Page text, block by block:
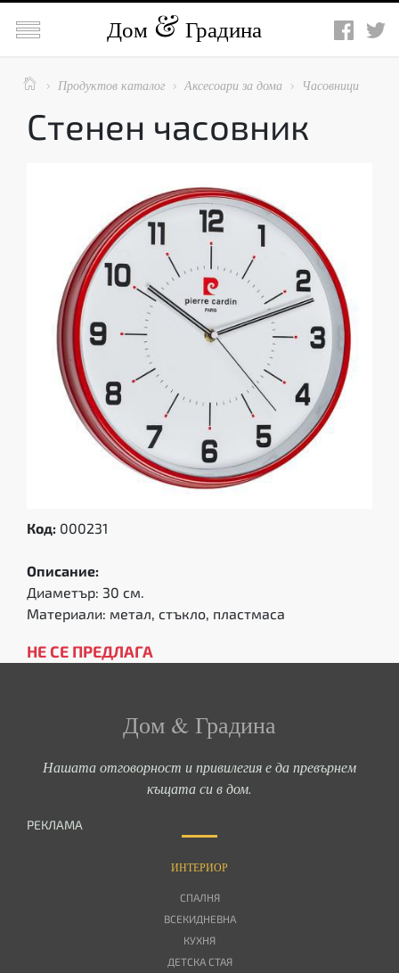
 Дом Градина
  Продуктов каталог  Аксесоари за дома  Часовници
Стенен часовник
Код: 000231
Описание:
Диаметър: 30 см.
Материали: метал, стъкло, пластмаса
НЕ СЕ ПРЕДЛАГА
Дом & Градина
Нашата отговорност и привилегия е да превърнем
къщата си в дом.
РЕКЛАМА
ИНТЕРИОР
СПАЛНЯ
ВСЕКИДНЕВНА
КУХНЯ
ДЕТСКА СТАЯ